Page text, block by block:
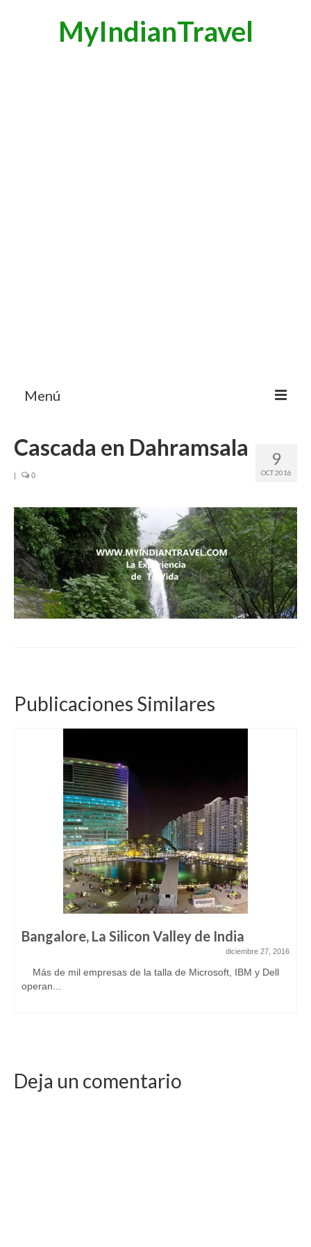
MyIndianTravel
Menú
DESTINOS
CHUCHES DE VIAJE
CONTACTO
9
OCT 2016
Cascada en Dahramsala
| 0
Publicaciones Similares
Bangalore, La Silicon Valley de India
diciembre 27, 2016
Más de mil empresas de la talla de Microsoft, IBM y Dell
operan...
Deja un comentario